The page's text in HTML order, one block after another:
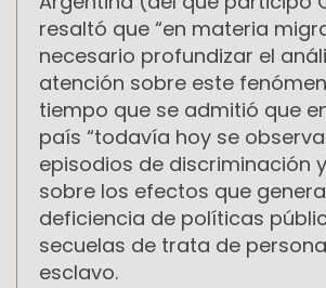
resaltó que “en materia
necesario profundizar el
atención sobre este
tiempo que se admitió que
país “todavía hoy se
episodios de discriminación
sobre los efectos que
deficiencia de políticas
secuelas de trata de
esclavo.